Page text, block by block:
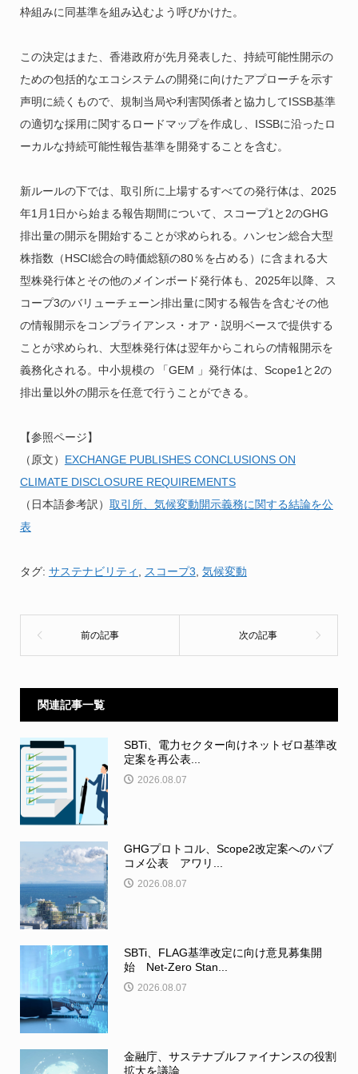
枠組みに同基準を組み込むよう呼びかけた。
この決定はまた、香港政府が先月発表した、持続可能性開示の
ための包括的なエコシステムの開発に向けたアプローチを示す
声明に続くもので、規制当局や利害関係者と協力してISSB基準
の適切な採用に関するロードマップを作成し、ISSBに沿ったロ
ーカルな持続可能性報告基準を開発することを含む。
新ルールの下では、取引所に上場するすべての発行体は、2025
年1月1日から始まる報告期間について、スコープ1と2のGHG
排出量の開示を開始することが求められる。ハンセン総合大型
株指数（HSCI総合の時価総額の80％を占める）に含まれる大
型株発行体とその他のメインボード発行体も、2025年以降、ス
コープ3のバリューチェーン排出量に関する報告を含むその他
の情報開示をコンプライアンス・オア・説明ベースで提供する
ことが求められ、大型株発行体は翌年からこれらの情報開示を
義務化される。中小規模の 「GEM 」発行体は、Scope1と2の
排出量以外の開示を任意で行うことができる。
【参照ページ】
（原文） EXCHANGE PUBLISHES CONCLUSIONS ON
CLIMATE DISCLOSURE REQUIREMENTS
（日本語参考訳） 取引所、気候変動開示義務に関する結論を公
表
タグ: サステナビリティ スコープ3 気候変動
関連記事一覧
SBTi、電力セクター向けネットゼロ基準改
定案を再公表...
2026.08.07
GHGプロトコル、Scope2改定案へのパブ
コメ公表 アワリ...
2026.08.07
SBTi、FLAG基準改定に向け意見募集開
始 Net-Zero Stan...
2026.08.07
金融庁、サステナブルファイナンスの役割
拡大を議論 ...